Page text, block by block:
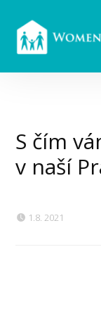
S čím
v naší
1.8. 2021